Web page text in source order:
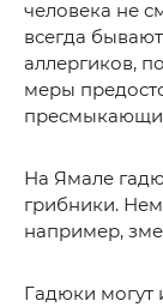
человека не
всегда
аллергиков,
меры
На Ямале
грибники.
например,
Гадюки могут